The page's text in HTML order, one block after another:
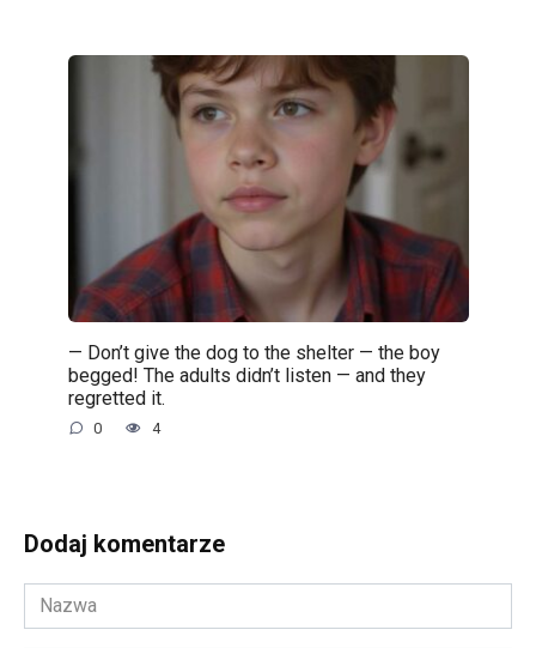
— Don’t give the dog to the shelter — the boy
begged! The adults didn’t listen — and they
regretted it.
0 4
Dodaj komentarze
Nazwa
*